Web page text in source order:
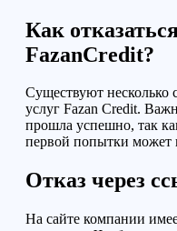
Как
FazanCredit?
Существуют несколько
услуг Fazan Credit.
прошла успешно, так
первой попытки может
Отказ через
На сайте компании